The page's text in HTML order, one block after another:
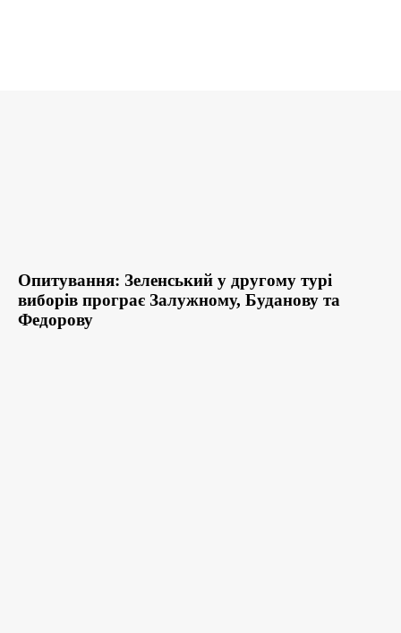
Опитування: Зеленський у другому турі
виборів програє Залужному, Буданову та
Федорову